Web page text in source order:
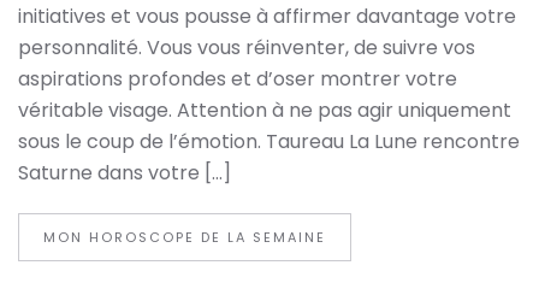
initiatives et vous pousse à affirmer davantage votre
personnalité. Vous vous réinventer, de suivre vos
aspirations profondes et d’oser montrer votre
véritable visage. Attention à ne pas agir uniquement
sous le coup de l’émotion. Taureau La Lune rencontre
Saturne dans votre […]
MON HOROSCOPE DE LA SEMAINE